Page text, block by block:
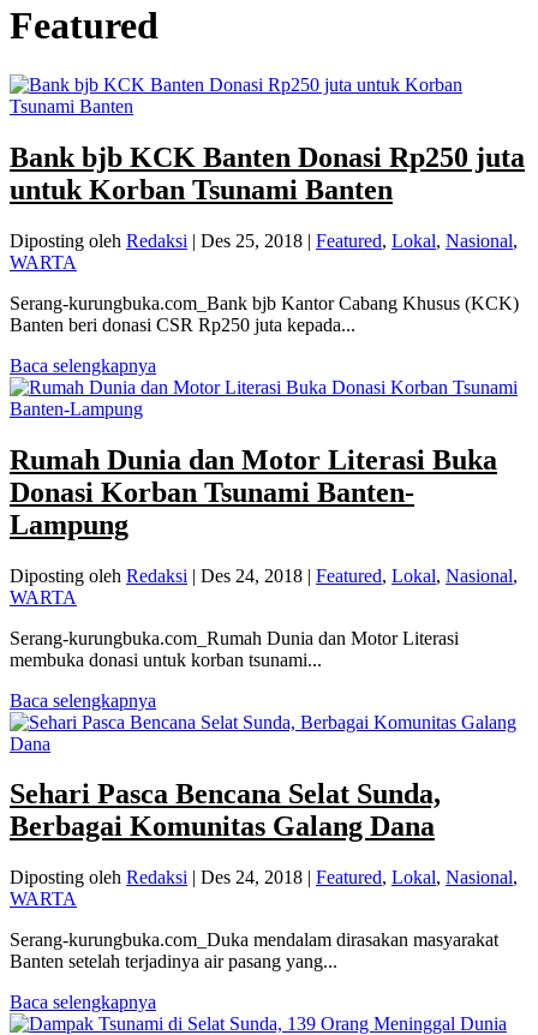
Featured
Bank bjb KCK Banten Donasi Rp250 juta
untuk Korban Tsunami Banten
Diposting oleh Redaksi | Des 25, 2018 | Featured, Lokal, Nasional,
WARTA
Serang-kurungbuka.com_Bank bjb Kantor Cabang Khusus (KCK)
Banten beri donasi CSR Rp250 juta kepada...
Baca selengkapnya
Rumah Dunia dan Motor Literasi Buka
Donasi Korban Tsunami Banten-
Lampung
Diposting oleh Redaksi | Des 24, 2018 | Featured, Lokal, Nasional,
WARTA
Serang-kurungbuka.com_Rumah Dunia dan Motor Literasi
membuka donasi untuk korban tsunami...
Baca selengkapnya
Sehari Pasca Bencana Selat Sunda,
Berbagai Komunitas Galang Dana
Diposting oleh Redaksi | Des 24, 2018 | Featured, Lokal, Nasional,
WARTA
Serang-kurungbuka.com_Duka mendalam dirasakan masyarakat
Banten setelah terjadinya air pasang yang...
Baca selengkapnya